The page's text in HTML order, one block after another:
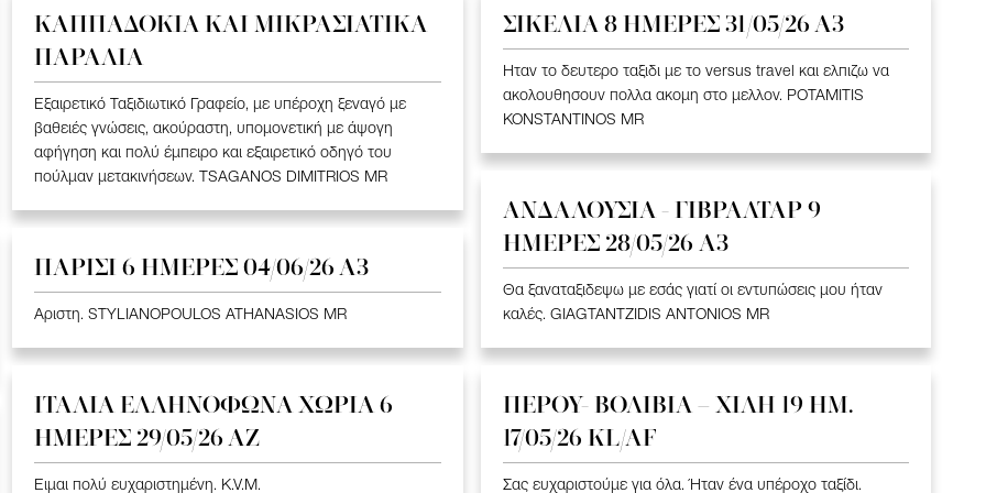
ΚΑΠΠΑΔΟΚΙΑ ΚΑΙ ΜΙΚΡΑΣΙΑΤΙΚΑ
ΠΑΡΑΛΙΑ
Εξαιρετικό Ταξιδιωτικό Γραφείο, με υπέροχη ξεναγό με
βαθειές γνώσεις, ακούραστη, υπομονετική με άψογη
αφήγηση και πολύ έμπειρο και εξαιρετικό οδηγό του
πούλμαν μετακινήσεων. TSAGANOS DIMITRIOS MR
ΣΙΚΕΛΙΑ 8 ΗΜΕΡΕΣ 31/05/26 Α3
Ηταν το δευτερο ταξιδι με το versus travel και ελπιζω να
ακολουθησουν πολλα ακομη στο μελλον. POTAMITIS
KONSTANTINOS MR
ΑΝΔΑΛΟΥΣΙΑ - ΓΙΒΡΑΛΤΑΡ 9
ΗΜΕΡΕΣ 28/05/26 A3
Θα ξαναταξιδεψω με εσάς γιατί οι εντυπώσεις μου ήταν
καλές. GIAGTANTZIDIS ANTONIOS MR
ΠΑΡΙΣΙ 6 ΗΜΕΡΕΣ 04/06/26 Α3
Αριστη. STYLIANOPOULOS ATHANASIOS MR
ΙΤΑΛΙΑ ΕΛΛΗΝΟΦΩΝΑ ΧΩΡΙΑ 6
ΗΜΕΡΕΣ 29/05/26 ΑΖ
Ειμαι πολύ ευχαριστημένη. K.V.M.
ΠΕΡΟΥ- ΒΟΛΙΒΙΑ – ΧΙΛΗ 19 HM.
17/05/26 KL/AF
Σας ευχαριστούμε για όλα. Ήταν ένα υπέροχο ταξίδι.